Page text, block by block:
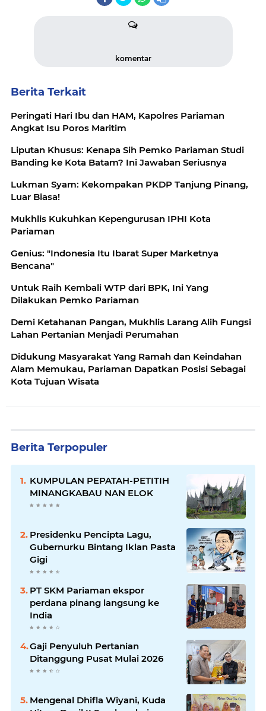
komentar
Berita Terkait
Peringati Hari Ibu dan HAM, Kapolres Pariaman
Angkat Isu Poros Maritim
Liputan Khusus: Kenapa Sih Pemko Pariaman Studi
Banding ke Kota Batam? Ini Jawaban Seriusnya
Lukman Syam: Kekompakan PKDP Tanjung Pinang,
Luar Biasa!
Mukhlis Kukuhkan Kepengurusan IPHI Kota
Pariaman
Genius: "Indonesia Itu Ibarat Super Marketnya
Bencana"
Untuk Raih Kembali WTP dari BPK, Ini Yang
Dilakukan Pemko Pariaman
Demi Ketahanan Pangan, Mukhlis Larang Alih Fungsi
Lahan Pertanian Menjadi Perumahan
Didukung Masyarakat Yang Ramah dan Keindahan
Alam Memukau, Pariaman Dapatkan Posisi Sebagai
Kota Tujuan Wisata
Berita Terpopuler
KUMPULAN PEPATAH-PETITIH
MINANGKABAU NAN ELOK
Presidenku Pencipta Lagu,
Gubernurku Bintang Iklan Pasta
Gigi
PT SKM Pariaman ekspor
perdana pinang langsung ke
India
Gaji Penyuluh Pertanian
Ditanggung Pusat Mulai 2026
Mengenal Dhifla Wiyani, Kuda